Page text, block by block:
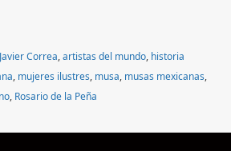
Correa,artistas del mundo, historia
, mujeres ilustres, musa, musas mexicanas,
, Rosario de la Peña